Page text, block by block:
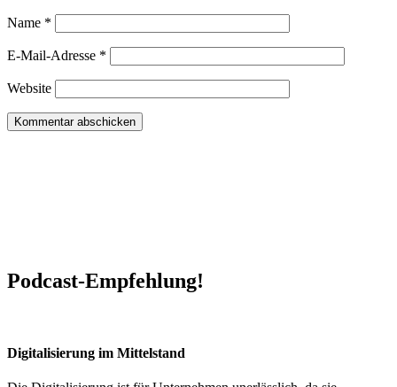
Name *
E-Mail-Adresse *
Website
Podcast-Empfehlung!
Digitalisierung im Mittelstand